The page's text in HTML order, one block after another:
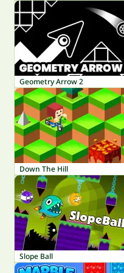
Geometry Arrow 2
Down The Hill
Slope Ball